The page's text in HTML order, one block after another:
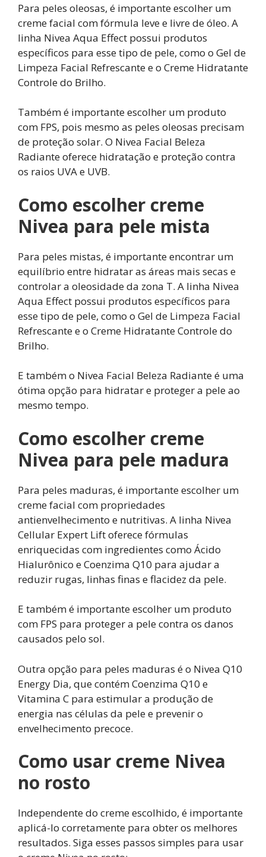
Para peles oleosas, é importante escolher um
creme facial com fórmula leve e livre de óleo. A
linha Nivea Aqua Effect possui produtos
específicos para esse tipo de pele, como o Gel de
Limpeza Facial Refrescante e o Creme Hidratante
Controle do Brilho.
Também é importante escolher um produto
com FPS, pois mesmo as peles oleosas precisam
de proteção solar. O Nivea Facial Beleza
Radiante oferece hidratação e proteção contra
os raios UVA e UVB.
Como escolher creme
Nivea para pele mista
Para peles mistas, é importante encontrar um
equilíbrio entre hidratar as áreas mais secas e
controlar a oleosidade da zona T. A linha Nivea
Aqua Effect possui produtos específicos para
esse tipo de pele, como o Gel de Limpeza Facial
Refrescante e o Creme Hidratante Controle do
Brilho.
E também o Nivea Facial Beleza Radiante é uma
ótima opção para hidratar e proteger a pele ao
mesmo tempo.
Como escolher creme
Nivea para pele madura
Para peles maduras, é importante escolher um
creme facial com propriedades
antienvelhecimento e nutritivas. A linha Nivea
Cellular Expert Lift oferece fórmulas
enriquecidas com ingredientes como Ácido
Hialurônico e Coenzima Q10 para ajudar a
reduzir rugas, linhas finas e flacidez da pele.
E também é importante escolher um produto
com FPS para proteger a pele contra os danos
causados pelo sol.
Outra opção para peles maduras é o Nivea Q10
Energy Dia, que contém Coenzima Q10 e
Vitamina C para estimular a produção de
energia nas células da pele e prevenir o
envelhecimento precoce.
Como usar creme Nivea
no rosto
Independente do creme escolhido, é importante
aplicá-lo corretamente para obter os melhores
resultados. Siga esses passos simples para usar